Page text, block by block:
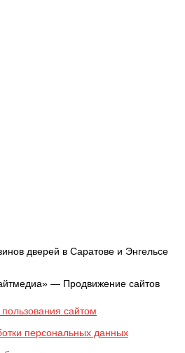
дверей в Саратове и Энгельсе
» — Продвижение сайтов
сайтом
персональных данных